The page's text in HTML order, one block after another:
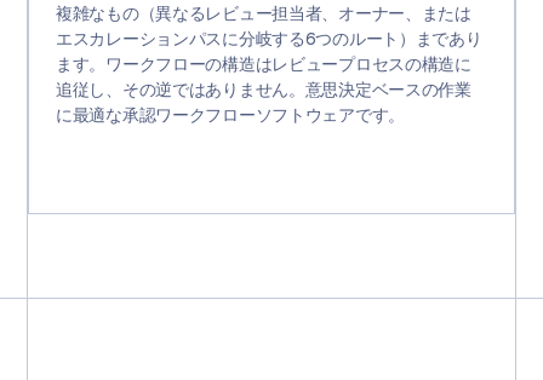
複雑なもの（異なるレビュー担当者、オーナー、または
エスカレーションパスに分岐する6つのルート）まであり
ます。ワークフローの構造はレビュープロセスの構造に
追従し、その逆ではありません。意思決定ベースの作業
に最適な承認ワークフローソフトウェアです。